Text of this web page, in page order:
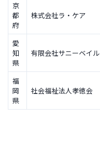
京
都
府
株式会社ラ・ケア
愛
知
県
有限会社サニーベイル
福
岡
県
社会福祉法人孝徳会